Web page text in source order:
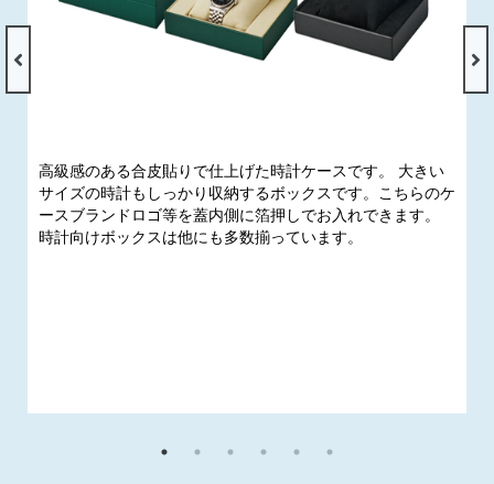
高級感のある合皮貼りで仕上げた時計ケースです。 大きい
サイズの時計もしっかり収納するボックスです。こちらのケ
ースブランドロゴ等を蓋内側に箔押しでお入れできます。
時計向けボックスは他にも多数揃っています。